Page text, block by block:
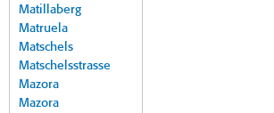
Matillaberg
Matruela
Matschels
Matschelsstrasse
Mazora
Mazora